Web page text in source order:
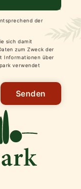
der
sich damit
zum Zweck der
Informationen über
verwendet
Senden